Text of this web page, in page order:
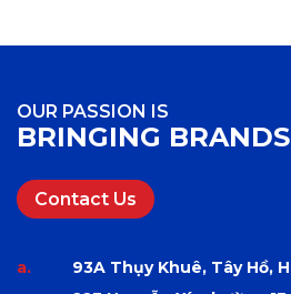
OUR PASSION IS
BRINGING
Contact Us
a.
93A Thụy Khuê, Tây Hồ,